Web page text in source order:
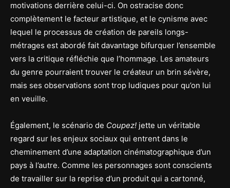
motivations derrière celui-ci. On ostracise donc
complètement le facteur artistique, et le cynisme avec
lequel le processus de création de pareils longs-
métrages est abordé fait davantage bifurquer l’ensemble
vers la critique réfléchie que l’hommage. Les amateurs
du genre pourraient trouver le créateur un brin sévère,
mais ses observations sont trop ludiques pour qu’on lui
en veuille.
Également, le scénario de Coupez! jette un véritable
regard sur les enjeux sociaux qui entrent dans le
cheminement d’une adaptation cinématographique d’un
pays à l’autre. Comme les personnages sont conscients
de travailler sur la reprise d’un produit qui a cartonné,